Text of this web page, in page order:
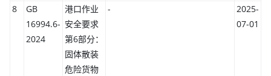
8
GB
16994.6-
2024
港口作业
安全要求
第6部分：
固体散装
危险货物
-
2025-
07-01